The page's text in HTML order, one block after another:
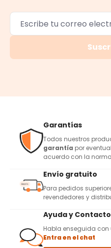
Garantías
Todos nuestros
garantía por
acuerdo con la
Envío gratuito
Para pedidos
revendedores y
Ayuda y
Habla enseguida con
Entra en el chat